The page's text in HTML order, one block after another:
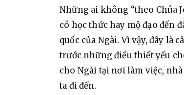
Những ai không “theo Chúa
có học thức hay mộ đạo đến
quốc của Ngài. Vì vậy, đây
trước những điều thiết yếu
cho Ngài tại nơi làm việc,
ta đi đến.